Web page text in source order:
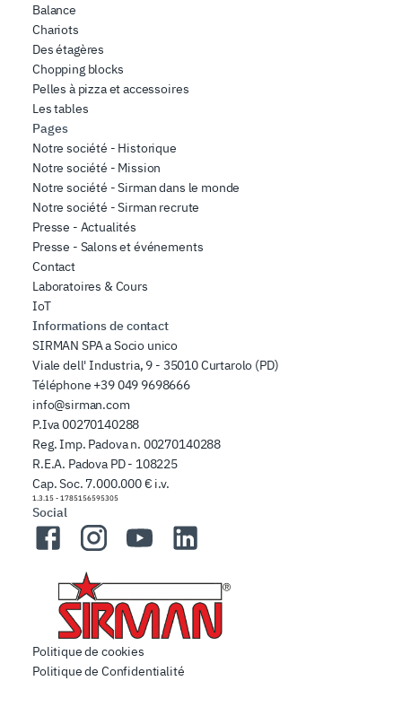
Balance
Chariots
Des étagères
Chopping blocks
Pelles à pizza et accessoires
Les tables
Pages
Notre société - Historique
Notre société - Mission
Notre société - Sirman dans le monde
Notre société - Sirman recrute
Presse - Actualités
Presse - Salons et événements
Contact
Laboratoires & Cours
IoT
Informations de contact
SIRMAN SPA a Socio unico
Viale dell' Industria, 9 - 35010 Curtarolo (PD)
Téléphone +39 049 9698666
info@sirman.com
P.Iva 00270140288
Reg. Imp. Padova n. 00270140288
R.E.A. Padova PD - 108225
Cap. Soc. 7.000.000 € i.v.
1.3.15 - 1785156595305
Social
FacebookInstagramYouTubeLinkedIn
Politique de cookies
Politique de Confidentialité